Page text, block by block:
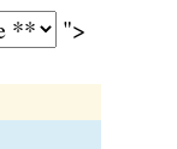
">